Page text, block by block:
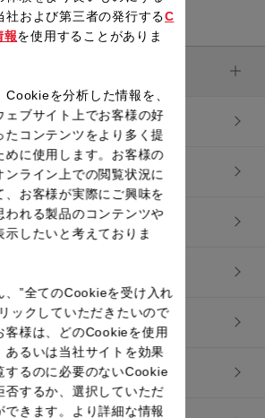
ーマー
社および第三者の発行するC
を使用することがありま
Cookieを分析した情報を、
ェブサイト上でお客様の好
たコンテンツをより多く提
めに使用します。お客様の
ンライン上での閲覧状況に
、お客様が実際にご興味を
われる製品のコンテンツや
示したいと考えておりま
、”全てのCookieを受け入れ
ックしていただきたいので
客様は、どのCookieを使用
あるいは当社サイトを効果
するのに必要のないCookie
否するか、選択していただ
できます。より詳細な情報